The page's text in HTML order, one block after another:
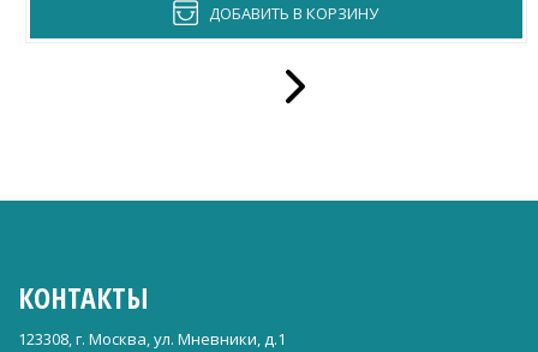
ДОБАВИТЬ В КОРЗИНУ
КОНТАКТЫ
123308, г. Москва, ул. Мневники, д.1